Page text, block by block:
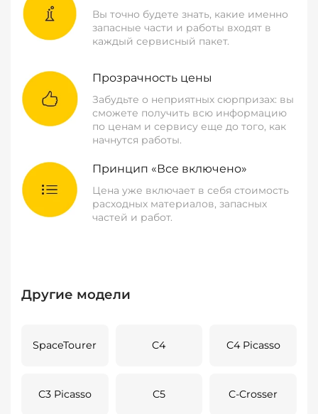
Вы точно будете знать, какие именно
запасные части и работы входят в
каждый сервисный пакет.
Прозрачность цены
Забудьте о неприятных сюрпризах: вы
сможете получить всю информацию
по ценам и сервису еще до того, как
начнутся работы.
Принцип «Все включено»
Цена уже включает в себя стоимость
расходных материалов, запасных
частей и работ.
Другие модели
SpaceTourer C4 C4 Picasso
C3 Picasso C5 C-Crosser